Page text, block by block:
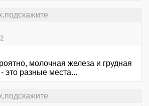
молочная железа и грудная
это разные места...